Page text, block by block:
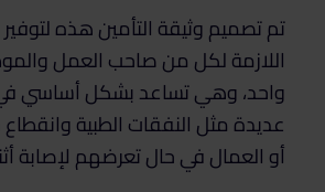
تم تصميم وثيقة التأمين هذه لتوفير
اللازمة لكل من صاحب العمل
واحد، وهي تساعد بشكل أساسي
عديدة مثل النفقات الطبية
أو العمال في حال تعرضهم لإصابة